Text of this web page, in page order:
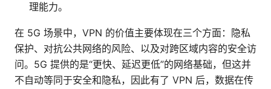
理能力。
在 5G 场景中，VPN 的价值主要体现在三个方面：隐私
保护、对抗公共网络的风险、以及对跨区域内容的安全访
问。5G 提供的是“更快、延迟更低”的网络基础，但这并
不自动等同于安全和隐私，因此有了 VPN 后，数据在传